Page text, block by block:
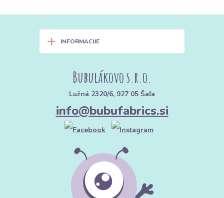
+ INFORMACIJE
Bubulákovo s.r.o.
Lužná 2320/6, 927 05 Šaľa
info@bubufabrics.si